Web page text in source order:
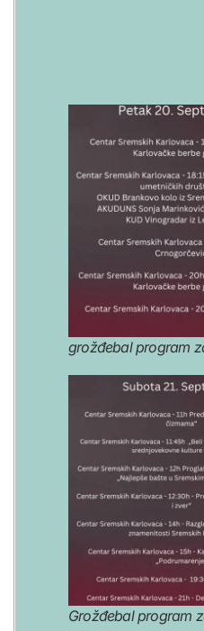
grožđebal program
Grožđebal program